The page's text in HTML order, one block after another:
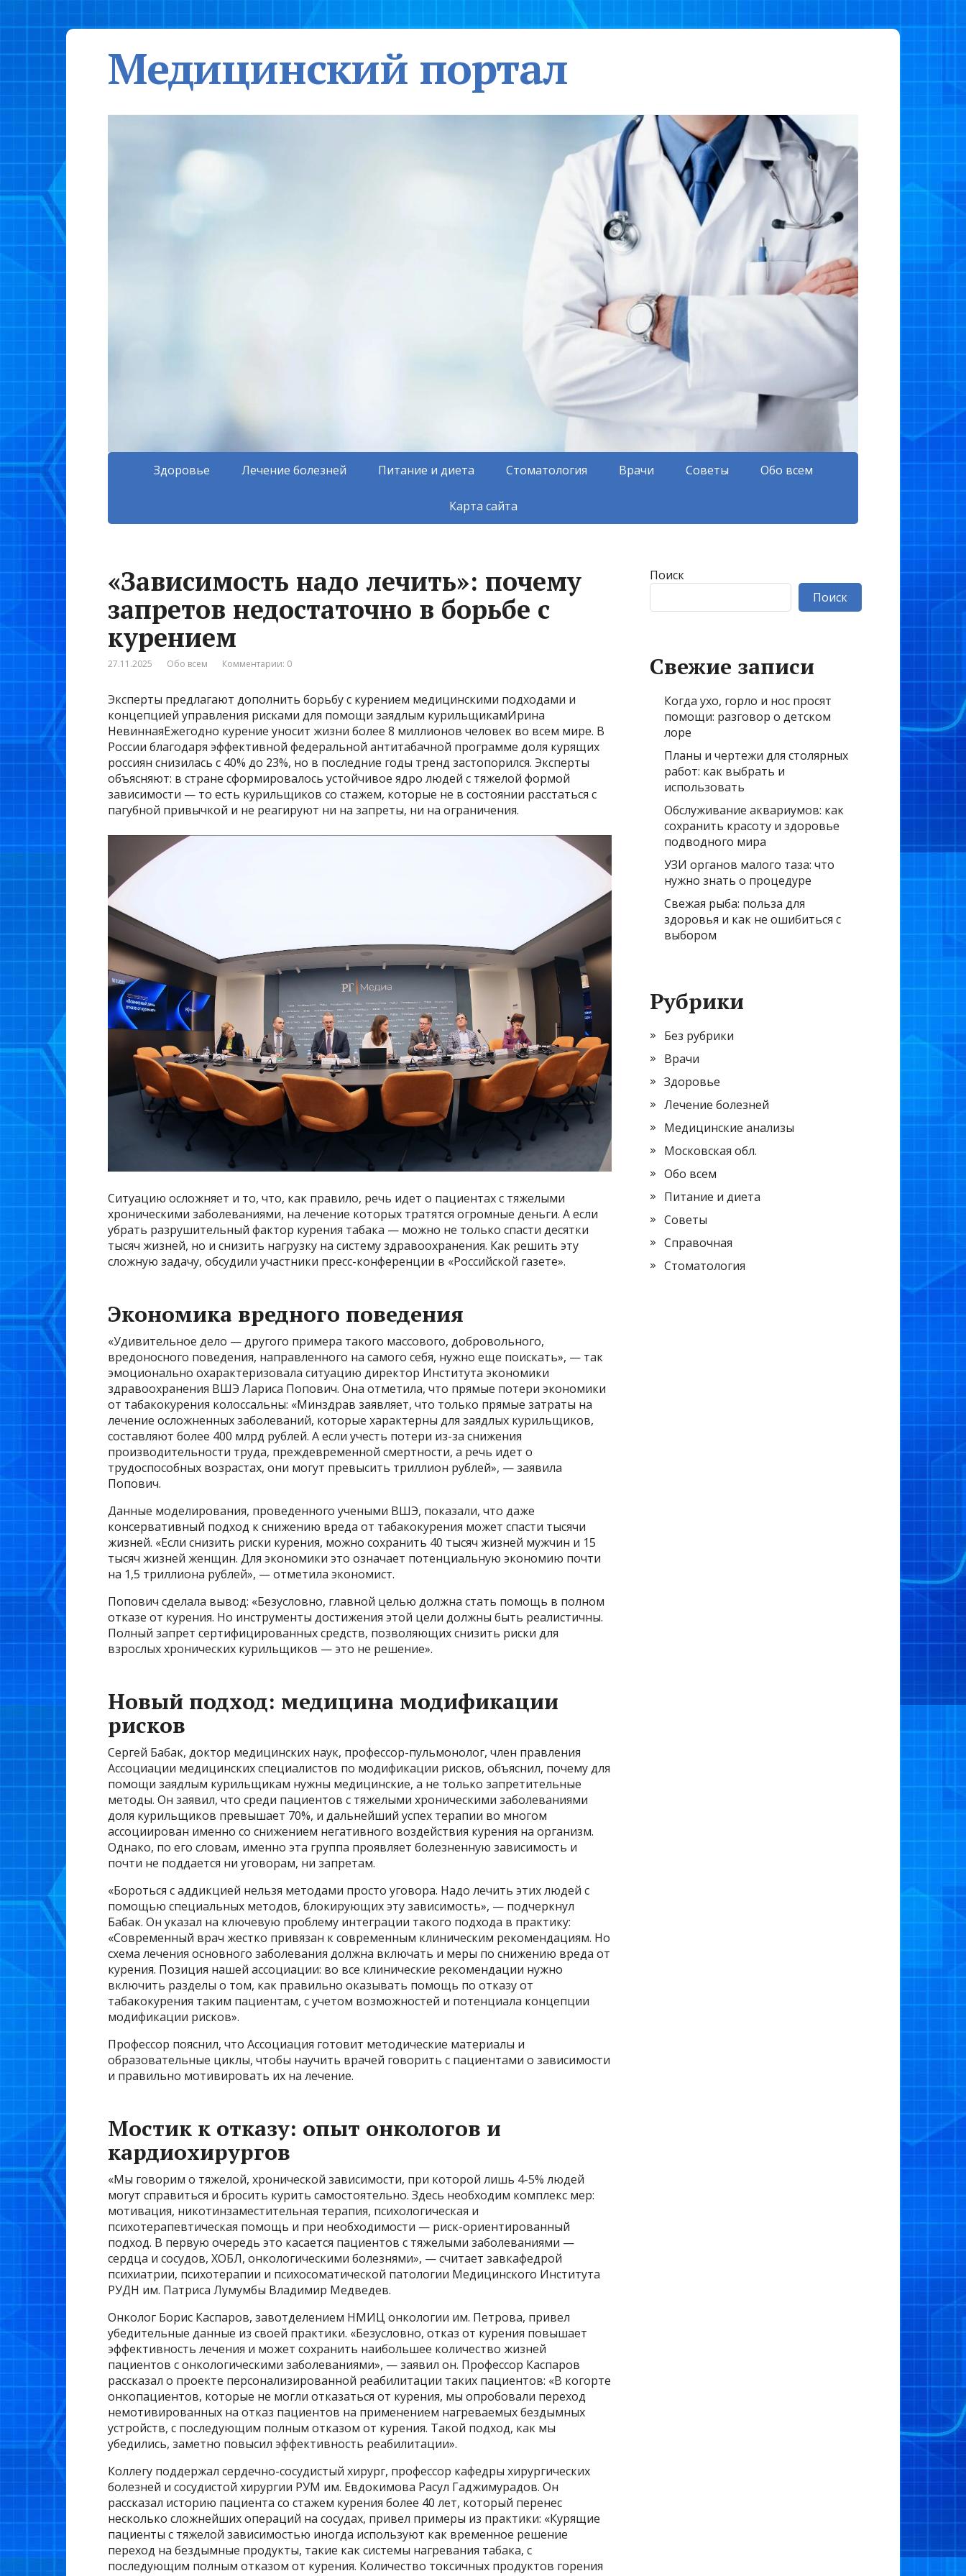
Медицинский портал
Здоровье Лечение болезней Питание и диета Стоматология Врачи Советы Обо всем
Карта сайта
«Зависимость надо лечить»: почему
запретов недостаточно в борьбе с
курением
27.11.2025 Обо всем Комментарии: 0
Эксперты предлагают дополнить борьбу с курением медицинскими подходами и
концепцией управления рисками для помощи заядлым курильщикамИрина
НевиннаяЕжегодно курение уносит жизни более 8 миллионов человек во всем мире. В
России благодаря эффективной федеральной антитабачной программе доля курящих
россиян снизилась с 40% до 23%, но в последние годы тренд застопорился. Эксперты
объясняют: в стране сформировалось устойчивое ядро людей с тяжелой формой
зависимости — то есть курильщиков со стажем, которые не в состоянии расстаться с
пагубной привычкой и не реагируют ни на запреты, ни на ограничения.
Ситуацию осложняет и то, что, как правило, речь идет о пациентах с тяжелыми
хроническими заболеваниями, на лечение которых тратятся огромные деньги. А если
убрать разрушительный фактор курения табака — можно не только спасти десятки
тысяч жизней, но и снизить нагрузку на систему здравоохранения. Как решить эту
сложную задачу, обсудили участники пресс-конференции в «Российской газете».
Экономика вредного поведения
«Удивительное дело — другого примера такого массового, добровольного,
вредоносного поведения, направленного на самого себя, нужно еще поискать», — так
эмоционально охарактеризовала ситуацию директор Института экономики
здравоохранения ВШЭ Лариса Попович. Она отметила, что прямые потери экономики
от табакокурения колоссальны: «Минздрав заявляет, что только прямые затраты на
лечение осложненных заболеваний, которые характерны для заядлых курильщиков,
составляют более 400 млрд рублей. А если учесть потери из-за снижения
производительности труда, преждевременной смертности, а речь идет о
трудоспособных возрастах, они могут превысить триллион рублей», — заявила
Попович.
Данные моделирования, проведенного учеными ВШЭ, показали, что даже
консервативный подход к снижению вреда от табакокурения может спасти тысячи
жизней. «Если снизить риски курения, можно сохранить 40 тысяч жизней мужчин и 15
тысяч жизней женщин. Для экономики это означает потенциальную экономию почти
на 1,5 триллиона рублей», — отметила экономист.
Попович сделала вывод: «Безусловно, главной целью должна стать помощь в полном
отказе от курения. Но инструменты достижения этой цели должны быть реалистичны.
Полный запрет сертифицированных средств, позволяющих снизить риски для
взрослых хронических курильщиков — это не решение».
Новый подход: медицина модификации
рисков
Сергей Бабак, доктор медицинских наук, профессор-пульмонолог, член правления
Ассоциации медицинских специалистов по модификации рисков, объяснил, почему для
помощи заядлым курильщикам нужны медицинские, а не только запретительные
методы. Он заявил, что среди пациентов с тяжелыми хроническими заболеваниями
доля курильщиков превышает 70%, и дальнейший успех терапии во многом
ассоциирован именно со снижением негативного воздействия курения на организм.
Однако, по его словам, именно эта группа проявляет болезненную зависимость и
почти не поддается ни уговорам, ни запретам.
«Бороться с аддикцией нельзя методами просто уговора. Надо лечить этих людей с
помощью специальных методов, блокирующих эту зависимость», — подчеркнул
Бабак. Он указал на ключевую проблему интеграции такого подхода в практику:
«Современный врач жестко привязан к современным клиническим рекомендациям. Но
схема лечения основного заболевания должна включать и меры по снижению вреда от
курения. Позиция нашей ассоциации: во все клинические рекомендации нужно
включить разделы о том, как правильно оказывать помощь по отказу от
табакокурения таким пациентам, с учетом возможностей и потенциала концепции
модификации рисков».
Профессор пояснил, что Ассоциация готовит методические материалы и
образовательные циклы, чтобы научить врачей говорить с пациентами о зависимости
и правильно мотивировать их на лечение.
Мостик к отказу: опыт онкологов и
кардиохирургов
«Мы говорим о тяжелой, хронической зависимости, при которой лишь 4-5% людей
могут справиться и бросить курить самостоятельно. Здесь необходим комплекс мер:
мотивация, никотинзаместительная терапия, психологическая и
психотерапевтическая помощь и при необходимости — риск-ориентированный
подход. В первую очередь это касается пациентов с тяжелыми заболеваниями —
сердца и сосудов, ХОБЛ, онкологическими болезнями», — считает завкафедрой
психиатрии, психотерапии и психосоматической патологии Медицинского Института
РУДН им. Патриса Лумумбы Владимир Медведев.
Онколог Борис Каспаров, завотделением НМИЦ онкологии им. Петрова, привел
убедительные данные из своей практики. «Безусловно, отказ от курения повышает
эффективность лечения и может сохранить наибольшее количество жизней
пациентов с онкологическими заболеваниями», — заявил он. Профессор Каспаров
рассказал о проекте персонализированной реабилитации таких пациентов: «В когорте
онкопациентов, которые не могли отказаться от курения, мы опробовали переход
немотивированных на отказ пациентов на применением нагреваемых бездымных
устройств, с последующим полным отказом от курения. Такой подход, как мы
убедились, заметно повысил эффективность реабилитации».
Коллегу поддержал сердечно-сосудистый хирург, профессор кафедры хирургических
болезней и сосудистой хирургии РУМ им. Евдокимова Расул Гаджимурадов. Он
рассказал историю пациента со стажем курения более 40 лет, который перенес
несколько сложнейших операций на сосудах, привел примеры из практики: «Курящие
пациенты с тяжелой зависимостью иногда используют как временное решение
переход на бездымные продукты, такие как системы нагревания табака, с
последующим полным отказом от курения. Количество токсичных продуктов горения
Поиск
Поиск
Свежие записи
Когда ухо, горло и нос просят
помощи: разговор о детском
лоре
Планы и чертежи для столярных
работ: как выбрать и
использовать
Обслуживание аквариумов: как
сохранить красоту и здоровье
подводного мира
УЗИ органов малого таза: что
нужно знать о процедуре
Свежая рыба: польза для
здоровья и как не ошибиться с
выбором
Рубрики
Без рубрики
Врачи
Здоровье
Лечение болезней
Медицинские анализы
Московская обл.
Обо всем
Питание и диета
Советы
Справочная
Стоматология